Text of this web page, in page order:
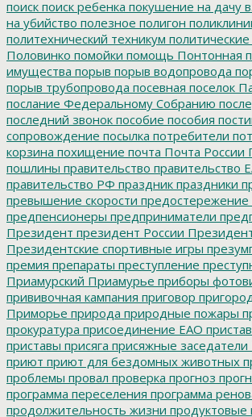
поиск поиск ребенка покушение на дачу
на убийство полезное полигон
политехнический техникум
Половинко помойки помощь Понтонная
имущества порыв порыв водопровода
порыв трубопровода посевная поселок
послание Федеральному Собранию
последний звонок пособие пособия
сопровождение посылка потребители
корзина похищение почта Почта России
пошлины правительство правительство
правительство РФ праздник праздники
превышение скорости предостережение
предпенсионеры предприниматели
Президент президент России
Президентские спортивные игры
премия препараты преступление
Приамурский Приамурье приборы
прививочная кампания приговор
Приморье природа природные пожары
прокуратура присоединение ЕАО
приставы присяга присяжные заседатели
приют приют для бездомных животных
проблемы провал проверка прогноз
программа переселения программа
продолжительность жизни продуктовые